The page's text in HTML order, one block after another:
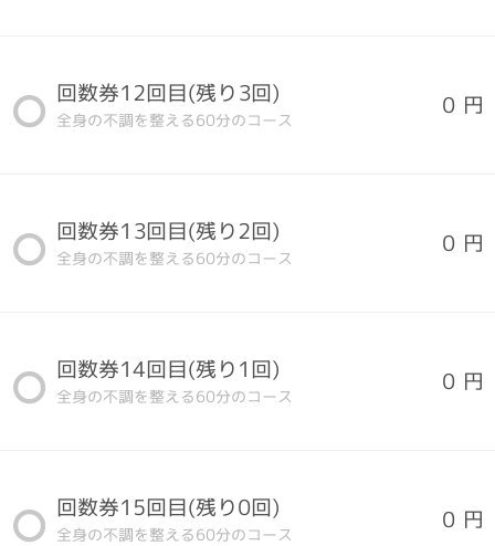
回数券12回目(残り3回)
全身の不調を整える60分のコース
0 円
回数券13回目(残り2回)
全身の不調を整える60分のコース
0 円
回数券14回目(残り1回)
全身の不調を整える60分のコース
0 円
回数券15回目(残り0回)
全身の不調を整える60分のコース
0 円